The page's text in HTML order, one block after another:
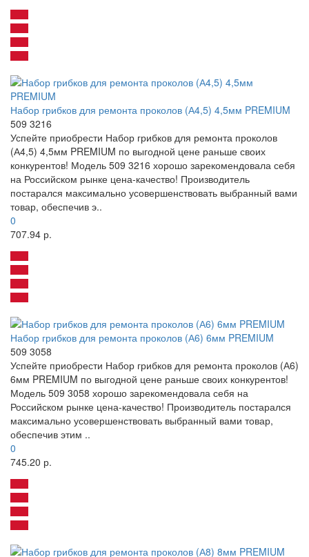
Набор грибков для ремонта проколов (А4,5) 4,5мм PREMIUM
509 3216
Успейте приобрести Набор грибков для ремонта проколов
(А4,5) 4,5мм PREMIUM по выгодной цене раньше своих
конкурентов! Модель 509 3216 хорошо зарекомендовала себя
на Российском рынке цена-качество! Производитель
постарался максимально усовершенствовать выбранный вами
товар, обеспечив э..
0
707.94 р.
Набор грибков для ремонта проколов (А6) 6мм PREMIUM
509 3058
Успейте приобрести Набор грибков для ремонта проколов (А6)
6мм PREMIUM по выгодной цене раньше своих конкурентов!
Модель 509 3058 хорошо зарекомендовала себя на
Российском рынке цена-качество! Производитель постарался
максимально усовершенствовать выбранный вами товар,
обеспечив этим ..
0
745.20 р.